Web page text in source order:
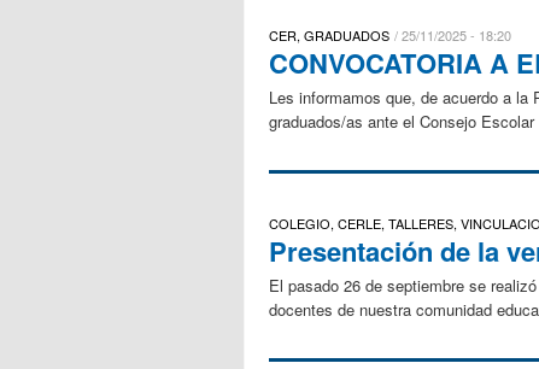
CER, GRADUADOS 25/11/2025 - 18:20
CONVOCATORIA A
Les informamos que, de acuerdo a
graduados/as ante el Consejo
COLEGIO, CERLE, TALLERES,
Presentación de la
El pasado 26 de septiembre se
docentes de nuestra comunidad